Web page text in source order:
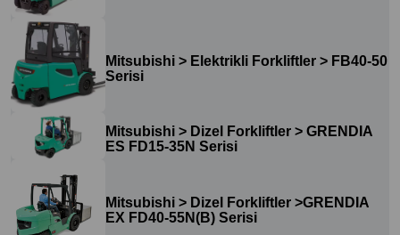
Mitsubishi > Elektrikli Forkliftler > FB40-50
Serisi
Mitsubishi > Dizel Forkliftler > GRENDIA
ES FD15-35N Serisi
Mitsubishi > Dizel Forkliftler >GRENDIA
EX FD40-55N(B) Serisi